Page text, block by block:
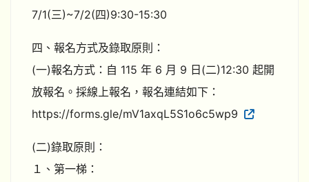
7/1(三)~7/2(四)9:30-15:30
四、報名方式及錄取原則：
(一)報名方式：自 115 年 6 月 9 日(二)12:30 起開
放報名。採線上報名，報名連結如下：
https://forms.gle/mV1axqL5S1o6c5wp9
(二)錄取原則：
１、第一梯：